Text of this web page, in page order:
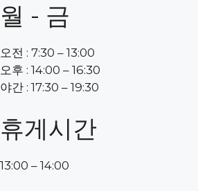
월 - 금
오전 : 7:30 – 13:00
오후 : 14:00 – 16:30
야간 : 17:30 – 19:30
휴게시간
13:00 – 14:00